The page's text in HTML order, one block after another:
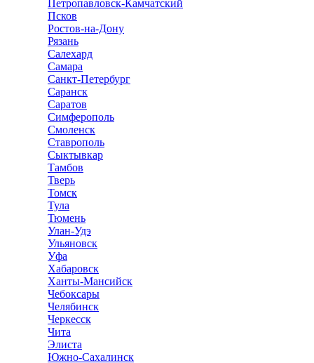
Петропавловск-Камчатский
Псков
Ростов-на-Дону
Рязань
Салехард
Самара
Санкт-Петербург
Саранск
Саратов
Симферополь
Смоленск
Ставрополь
Сыктывкар
Тамбов
Тверь
Томск
Тула
Тюмень
Улан-Удэ
Ульяновск
Уфа
Хабаровск
Ханты-Мансийск
Чебоксары
Челябинск
Черкесск
Чита
Элиста
Южно-Сахалинск